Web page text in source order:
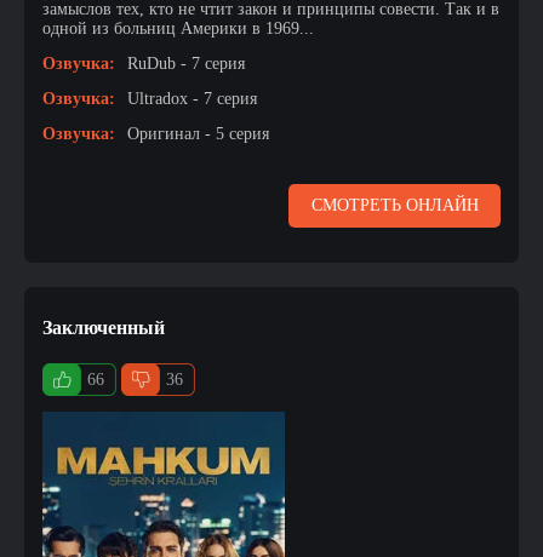
замыслов тех, кто не чтит закон и принципы совести. Так и в
одной из больниц Америки в 1969...
Озвучка:
RuDub - 7 серия
Озвучка:
Ultradox - 7 серия
Озвучка:
Оригинал - 5 серия
СМОТРЕТЬ ОНЛАЙН
Заключенный
66 36